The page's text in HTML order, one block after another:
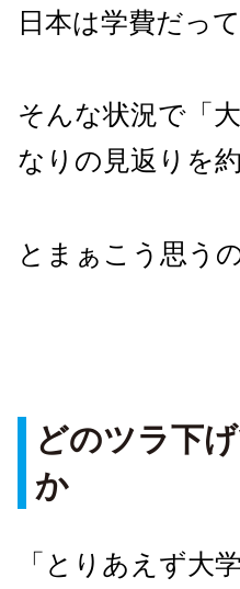
日本は学費だっ
そんな状況で「
なりの見返りを
とまぁこう思うの
どのツラ下
か
「とりあえず大